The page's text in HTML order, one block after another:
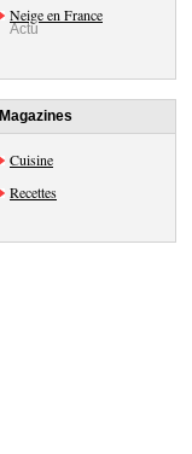
Neige en France
Actu
Magazines
Cuisine
Recettes